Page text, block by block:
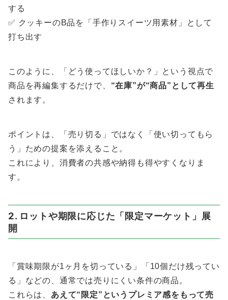
する
✅ クッキーのB品を「手作りスイーツ用素材」として
打ち出す
このように、「どう使ってほしいか？」という視点で
商品を再編集するだけで、 “在庫”が“商品”として再生
されます。
ポイントは、「売り切る」ではなく「使い切ってもら
う」ための提案を添えること。
これにより、消費者の共感や納得も得やすくなりま
す。
2. ロットや期限に応じた「限定マーケット」展
開
「賞味期限が1ヶ月を切っている」「10個だけ残ってい
る」などの、通常では売りにくい条件の商品。
これらは、 あえて“限定”というプレミア感をもって売